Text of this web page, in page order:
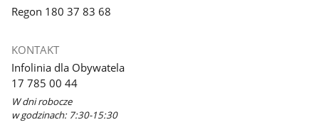
Regon 180 37 83 68
KONTAKT
Infolinia dla Obywatela
17 785 00 44
W dni robocze
w godzinach: 7:30-15:30